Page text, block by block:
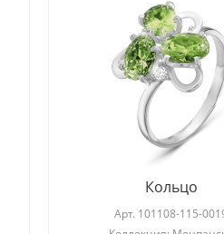
Кольцо
Арт. 101108-115-